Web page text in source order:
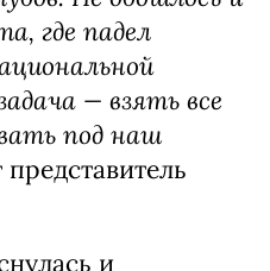
лучшие практики
Не обошлось и
где падел
— взять все
под наш